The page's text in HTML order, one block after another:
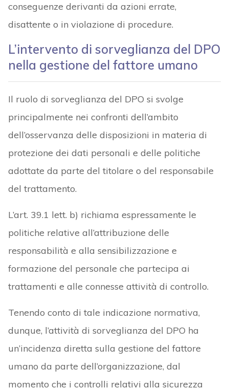
conseguenze derivanti da azioni errate,
disattente o in violazione di procedure.
L’intervento di sorveglianza del DPO
nella gestione del fattore umano
Il ruolo di sorveglianza del DPO si svolge
principalmente nei confronti dell’ambito
dell’osservanza delle disposizioni in materia di
protezione dei dati personali e delle politiche
adottate da parte del titolare o del responsabile
del trattamento.
L’art. 39.1 lett. b) richiama espressamente le
politiche relative all’attribuzione delle
responsabilità e alla sensibilizzazione e
formazione del personale che partecipa ai
trattamenti e alle connesse attività di controllo.
Tenendo conto di tale indicazione normativa,
dunque, l’attività di sorveglianza del DPO ha
un’incidenza diretta sulla gestione del fattore
umano da parte dell’organizzazione, dal
momento che i controlli relativi alla sicurezza